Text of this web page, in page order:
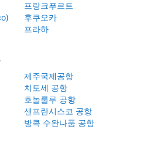
프랑크푸르트
후쿠오카
프라하
제주국제공항
치토세 공항
호놀룰루 공항
샌프란시스코 공항
방콕 수완나품 공항